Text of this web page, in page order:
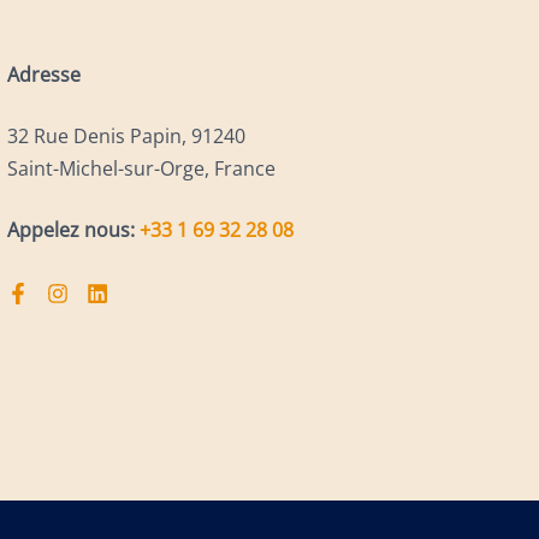
Adresse
32 Rue Denis Papin, 91240
Saint-Michel-sur-Orge, France
Appelez nous:+33 1 69 32 28 08